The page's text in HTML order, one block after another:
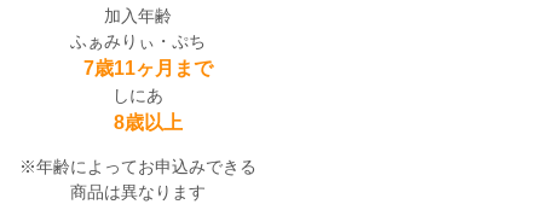
加入年齢
ふぁみりぃ・ぷち
7歳11ヶ月まで
しにあ
8歳以上
※年齢によってお申込みできる
商品は異なります